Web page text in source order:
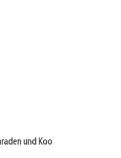
und Koo